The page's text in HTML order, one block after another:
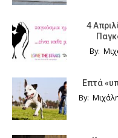
4
By:
Επτά
By: